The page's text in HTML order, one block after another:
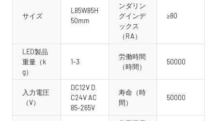
サイズ
L85W85H
50mm
ンダリン
グインデ
ックス
（RA）
≥80
LED製品
重量（k
g）
1-3
労働時間
（時間）
50000
入力電圧
（V）
DC12V D
C24V AC
85-265V
寿命（時
間）
50000